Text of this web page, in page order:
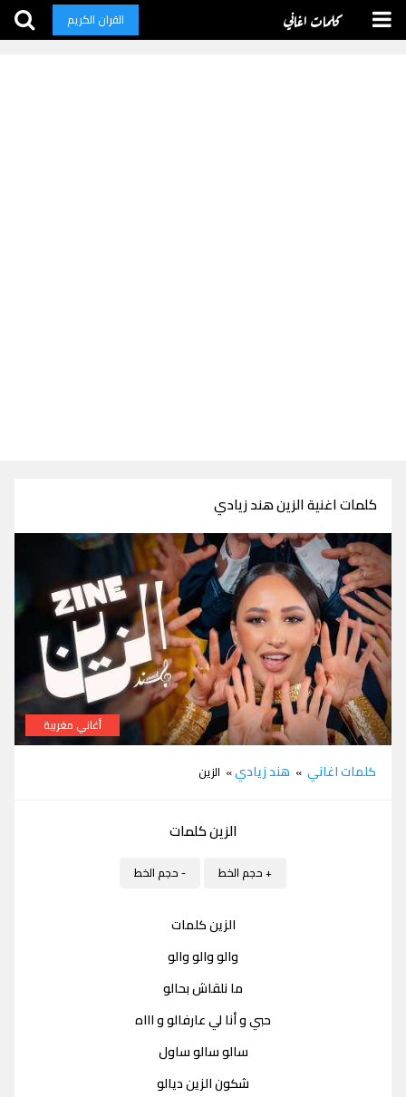
كلمات اغاني القران الكريم
كلمات اغنية الزين هند زيادي
أغاني مغربية
كلمات اغاني » هند زيادي» الزين
الزين كلمات
+ حجم الخط - حجم الخط
الزين كلمات
والو والو والو
ما نلقاش بحالو
حبي و أنا لي عارفالو و اااه
سالو سالو ساول
شكون الزين ديالو